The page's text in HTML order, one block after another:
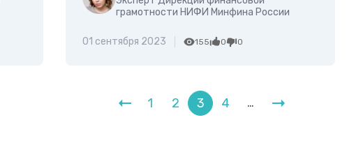
грамотности НИФИ Минфина России
01 сентября 2023 155 0 0
1 2 3 4 …